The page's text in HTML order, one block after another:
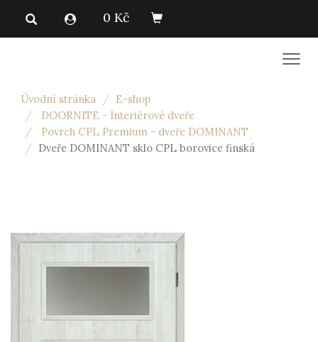
0 Kč
Úvodní stránka
E-shop
DOORNITE - Interiérové dveře
Povrch CPL Premium - dveře DOMINANT
Dveře DOMINANT sklo CPL borovice finská